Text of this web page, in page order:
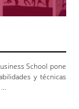
School pone
y técnicas